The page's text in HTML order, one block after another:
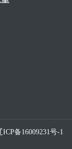
ICP备16009231号-1